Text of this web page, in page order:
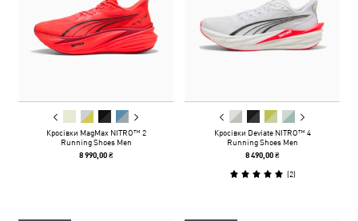
Кросівки MagMax NITRO™ 2
Running Shoes Men
8 990,00 ₴
Кросівки Deviate NITRO™ 4
Running Shoes Men
8 490,00 ₴
(2)